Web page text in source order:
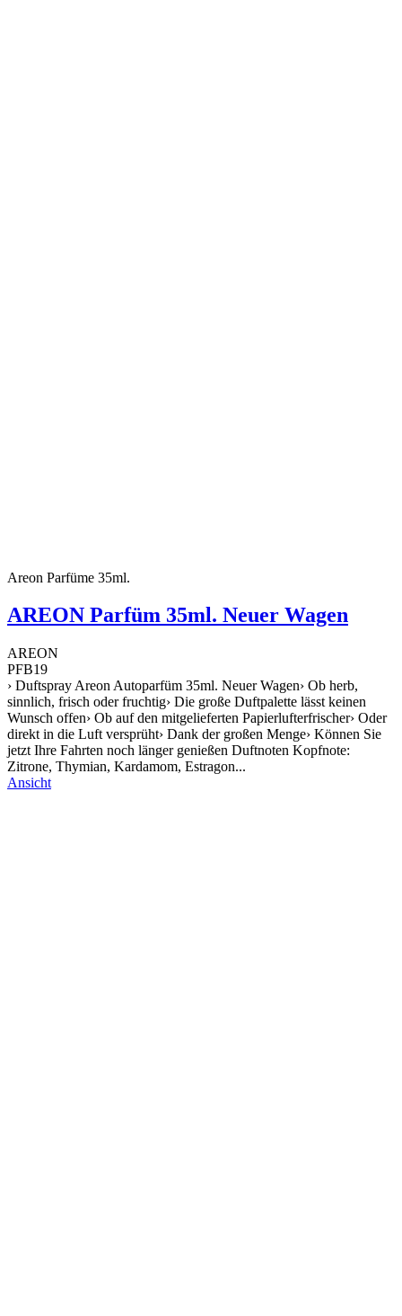
Areon Parfüme 35ml.
AREON Parfüm 35ml. Neuer Wagen
AREON
PFB19
› Duftspray Areon Autoparfüm 35ml. Neuer Wagen› Ob herb,
sinnlich, frisch oder fruchtig› Die große Duftpalette lässt keinen
Wunsch offen› Ob auf den mitgelieferten Papierlufterfrischer› Oder
direkt in die Luft versprüht› Dank der großen Menge› Können Sie
jetzt Ihre Fahrten noch länger genießen Duftnoten Kopfnote:
Zitrone, Thymian, Kardamom, Estragon...
Ansicht